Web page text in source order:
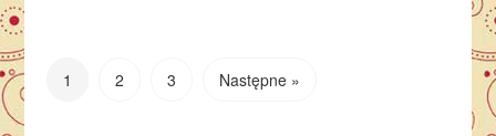
1 2 3 Następne »